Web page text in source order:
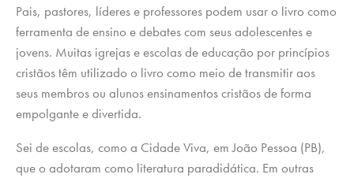
Pais, pastores, líderes e professores podem usar o livro como
ferramenta de ensino e debates com seus adolescentes e
jovens. Muitas igrejas e escolas de educação por princípios
cristãos têm utilizado o livro como meio de transmitir aos
seus membros ou alunos ensinamentos cristãos de forma
empolgante e divertida.
Sei de escolas, como a Cidade Viva, em João Pessoa (PB),
que o adotaram como literatura paradidática. Em outras